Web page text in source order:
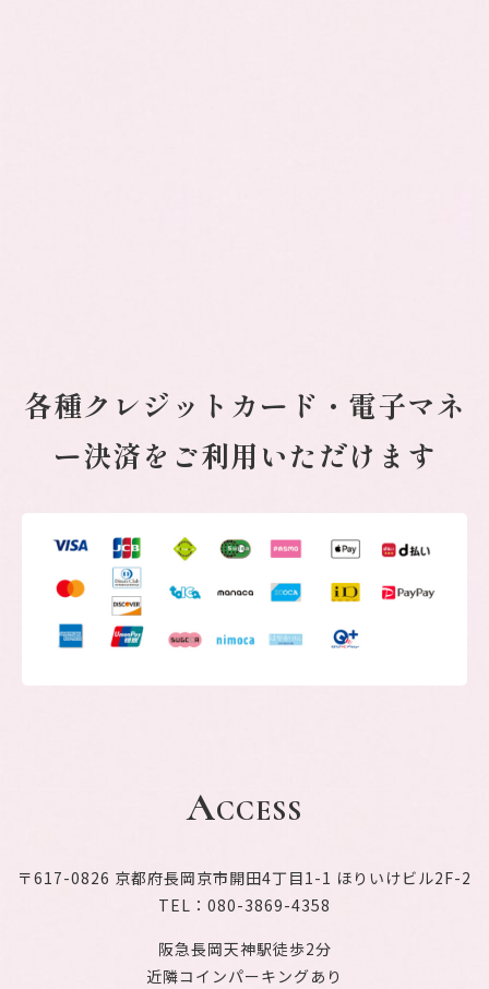
各種クレジットカード・電子マネ
ー決済をご利用いただけます
ACCESS
〒617-0826 京都府長岡京市開田4丁目1-1 ほりいけビル2F-2
TEL：080-3869-4358
阪急長岡天神駅徒歩2分
近隣コインパーキングあり